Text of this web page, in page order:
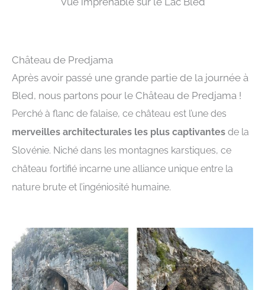
Château de Predjama
Après avoir passé une grande partie de la journée à
Bled, nous partons pour le Château de Predjama !
Perché à flanc de falaise, ce château est l’une des
merveilles architecturales les plus captivantes de la
Slovénie. Niché dans les montagnes karstiques, ce
château fortifié incarne une alliance unique entre la
nature brute et l’ingéniosité humaine.